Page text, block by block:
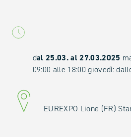
dal 25.03. al 27.03.2025
09:00 alle 18:00 giovedì:
EUREXPO Lione (FR)